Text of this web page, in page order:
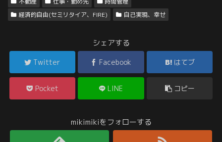
経済的自由(セミリタイア、FIRE)
自己実現、幸せ
シェアする
Twitter Facebook はてブ
Pocket LINE コピー
mikimikiをフォローする